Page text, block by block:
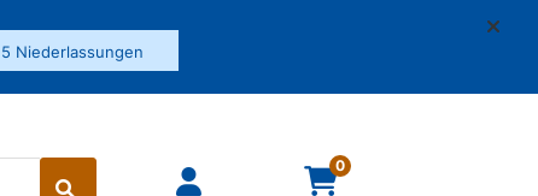
5 Niederlassungen
0